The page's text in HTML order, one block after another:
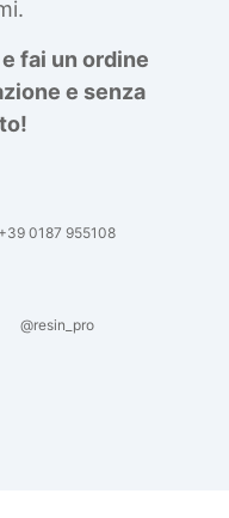
fai un ordine
e senza
+39 0187 955108
@resin_pro